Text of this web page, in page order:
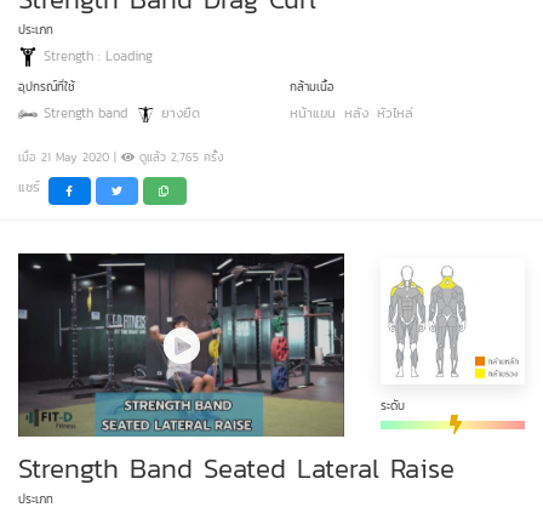
ประเภท
Strength : Loading
อุปกรณ์ที่ใช้
Strength band ยางยืด
กล้ามเนื้อ
หน้าแขน หลัง หัวไหล่
เมื่อ 21 May 2020 | ดูแล้ว 2,765 ครั้ง
แชร์
ระดับ
Strength Band Seated Lateral Raise
ประเภท